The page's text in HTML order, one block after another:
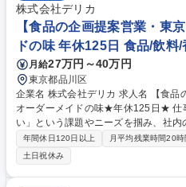
ることができた時にやりがいを感じま
をする工場では大きな削減につなが
長が感じられます。 募集職種 [大阪,南港/食品製造(惣菜)]リーダー候補/阪
急阪神東宝グループの安定性/夜勤無
株式会社デリカ
【食品の企画提案営業・東
ドの味 年休125日 食品/飲料
月給27万円～40万円
東京都品川区
企業名 株式会社デリカ 求人名 【食品の企画提案営業・東京】開発と創る
オーダーメイドの味★年休125日★ 仕事の内容 お客様の「こんな味がほし
い」という課題やニーズを掴み、社
い独自の味（PB品）をイチから生み
外食・中食・コンビニ・スーパー・食
れ・ソースの企画提案を行います。 「オリジナル商品を開発したい」「今
の味を改良したい」という要望に対
年間休日120日以上 月平均残業時間20時
土日祝休み